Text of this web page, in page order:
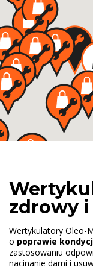
zdrowy
Wertykulatory Oleo-
o poprawie
zastosowaniu
nacinanie darni i